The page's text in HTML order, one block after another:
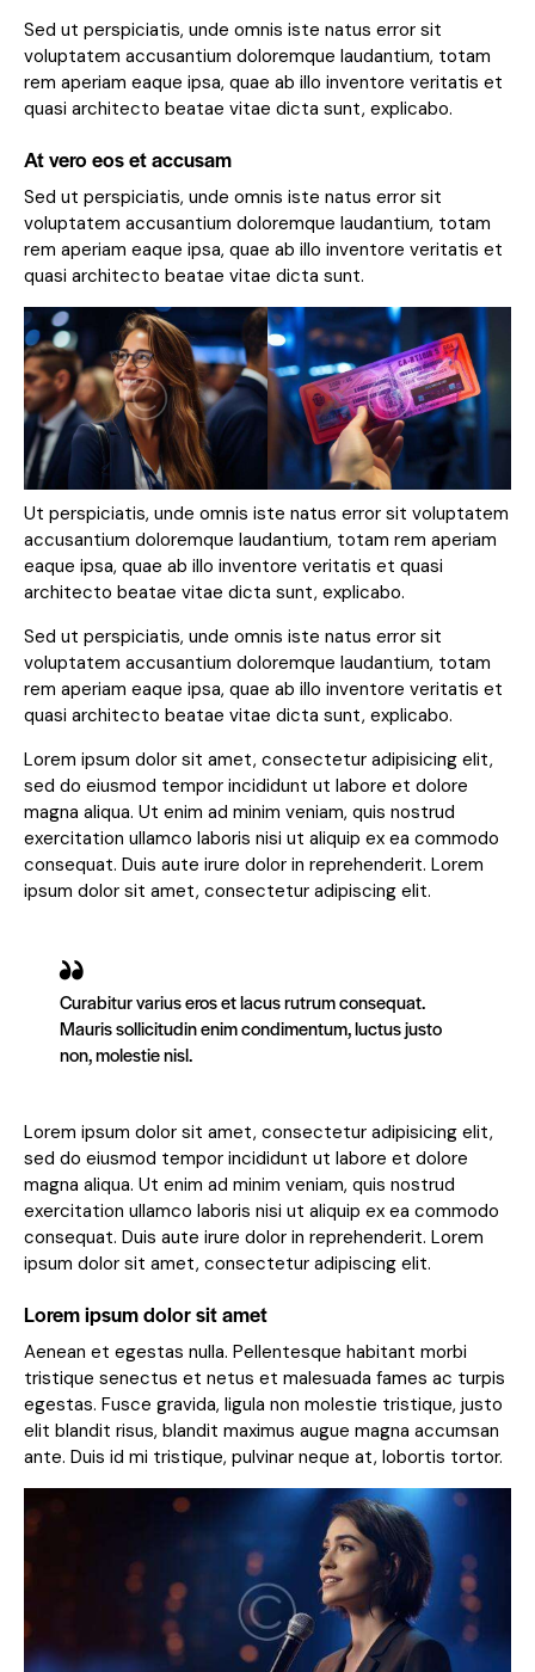
Sed ut perspiciatis, unde omnis iste natus error sit
voluptatem accusantium doloremque laudantium, totam
rem aperiam eaque ipsa, quae ab illo inventore veritatis et
quasi architecto beatae vitae dicta sunt, explicabo.
At vero eos et accusam
Sed ut perspiciatis, unde omnis iste natus error sit
voluptatem accusantium doloremque laudantium, totam
rem aperiam eaque ipsa, quae ab illo inventore veritatis et
quasi architecto beatae vitae dicta sunt.
Ut perspiciatis, unde omnis iste natus error sit voluptatem
accusantium doloremque laudantium, totam rem aperiam
eaque ipsa, quae ab illo inventore veritatis et quasi
architecto beatae vitae dicta sunt, explicabo.
Sed ut perspiciatis, unde omnis iste natus error sit
voluptatem accusantium doloremque laudantium, totam
rem aperiam eaque ipsa, quae ab illo inventore veritatis et
quasi architecto beatae vitae dicta sunt, explicabo.
Lorem ipsum dolor sit amet, consectetur adipisicing elit,
sed do eiusmod tempor incididunt ut labore et dolore
magna aliqua. Ut enim ad minim veniam, quis nostrud
exercitation ullamco laboris nisi ut aliquip ex ea commodo
consequat. Duis aute irure dolor in reprehenderit. Lorem
ipsum dolor sit amet, consectetur adipiscing elit.
Curabitur varius eros et lacus rutrum consequat.
Mauris sollicitudin enim condimentum, luctus justo
non, molestie nisl.
Lorem ipsum dolor sit amet, consectetur adipisicing elit,
sed do eiusmod tempor incididunt ut labore et dolore
magna aliqua. Ut enim ad minim veniam, quis nostrud
exercitation ullamco laboris nisi ut aliquip ex ea commodo
consequat. Duis aute irure dolor in reprehenderit. Lorem
ipsum dolor sit amet, consectetur adipiscing elit.
Lorem ipsum dolor sit amet
Aenean et egestas nulla. Pellentesque habitant morbi
tristique senectus et netus et malesuada fames ac turpis
egestas. Fusce gravida, ligula non molestie tristique, justo
elit blandit risus, blandit maximus augue magna accumsan
ante. Duis id mi tristique, pulvinar neque at, lobortis tortor.